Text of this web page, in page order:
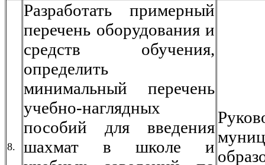
8.
Разработать примерный
перечень оборудования и
средств обучения,
определить
минимальный перечень
учебно-наглядных
пособий для введения
шахмат в школе и